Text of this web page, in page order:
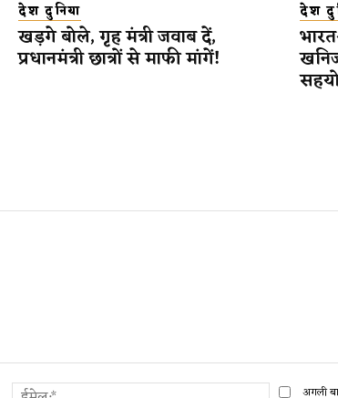
देश दुनिया
खड़गे बोले, गृह मंत्री जवाब दें,
प्रधानमंत्री छात्रों से माफी मांगें!
देश
नाम:*
ईमेल:*अगली